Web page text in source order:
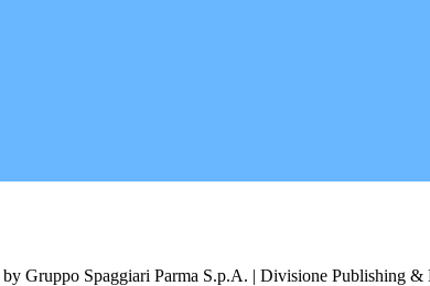
Gruppo Spaggiari Parma S.p.A. | Divisione Publishing